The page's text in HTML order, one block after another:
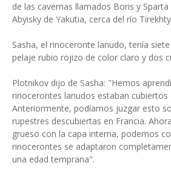
de las cavernas llamados Boris y
Abyisky de Yakutia, cerca del río
Sasha, el rinoceronte lanudo, tenía
pelaje rubio rojizo de color claro y dos
Plotnikov dijo de Sasha: "Hemos
rinocerontes lanudos estaban cubiertos
Anteriormente, podíamos juzgar esto
rupestres descubiertas en Francia.
grueso con la capa interna, podemos
rinocerontes se adaptaron
una edad temprana".